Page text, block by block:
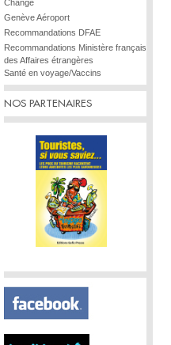
Change
Genève Aéroport
Recommandations DFAE
Recommandations Ministère français
des Affaires étrangères
Santé en voyage/Vaccins
NOS PARTENAIRES